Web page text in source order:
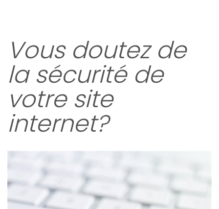
Vous doutez de
la sécurité de
votre site
internet?